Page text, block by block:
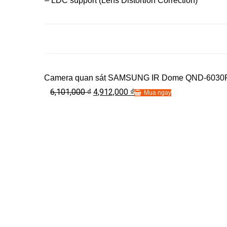
Camera quan sát SAMSUNG IR Dome QND-
6,101,000₫ 4,912,000 ₫ Mua ngay